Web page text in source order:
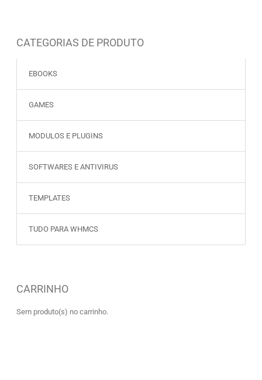
CATEGORIAS DE PRODUTO
EBOOKS
GAMES
MODULOS E PLUGINS
SOFTWARES E ANTIVIRUS
TEMPLATES
TUDO PARA WHMCS
CARRINHO
Sem produto(s) no carrinho.